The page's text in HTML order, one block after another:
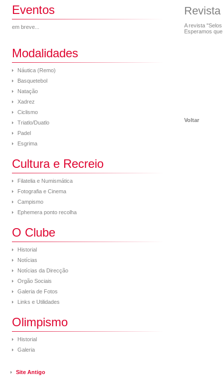
Eventos
em breve...
Modalidades
Náutica (Remo)
Basquetebol
Natação
Xadrez
Ciclismo
Triatlo/Duatlo
Padel
Esgrima
Cultura e Recreio
Filatelia e Numismática
Fotografia e Cinema
Campismo
Ephemera ponto recolha
O Clube
Historial
Notícias
Notícias da Direcção
Orgão Sociais
Galeria de Fotos
Links e Utilidades
Olimpismo
Historial
Galeria
Site Antigo
A revista
Esperamos
Voltar